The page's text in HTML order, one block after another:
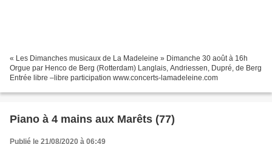
« Les Dimanches musicaux de La Madeleine » Dimanche 30 août à 16h
Orgue par Henco de Berg (Rotterdam) Langlais, Andriessen, Dupré, de Berg
Entrée libre –libre participation www.concerts-lamadeleine.com
Piano à 4 mains aux Marêts (77)
Publié le 21/08/2020 à 06:49